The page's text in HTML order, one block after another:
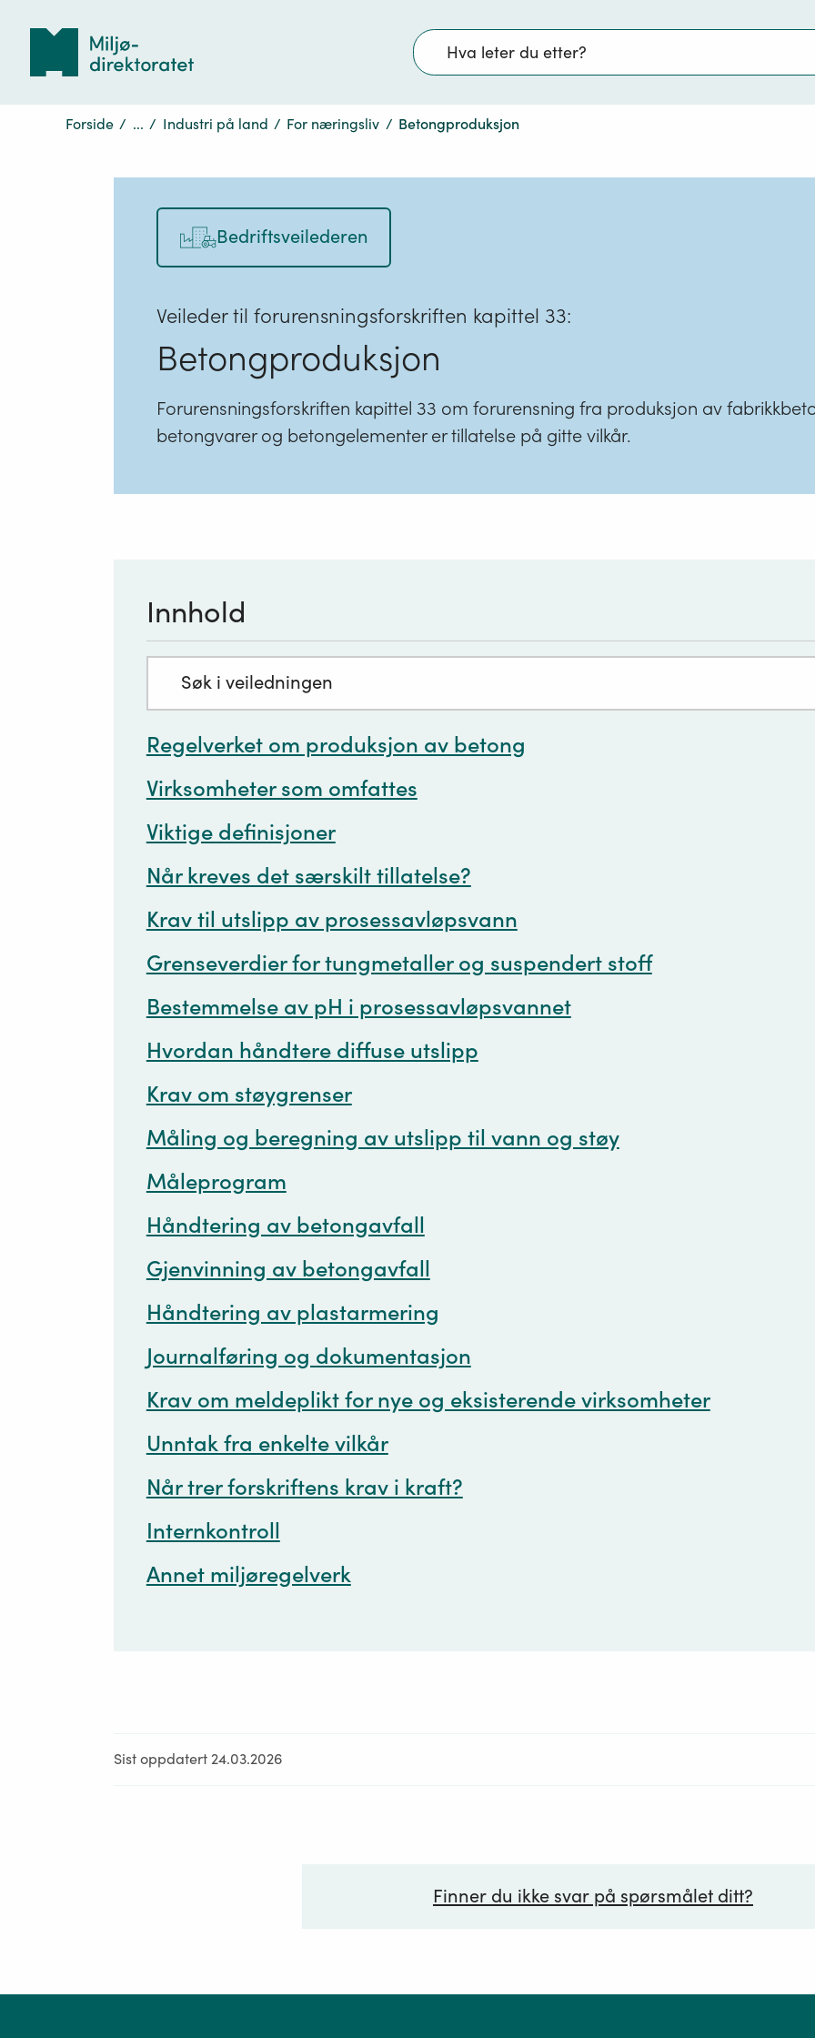
Søk
Forside / ... / Industri på land / For næringsliv / Betongproduksjon
Bedriftsveilederen
Veileder til forurensningsforskriften kapittel 33:
Betongproduksjon
Forurensningsforskriften kapittel 33 om forurensning fra produksjon av
betongvarer og betongelementer er tillatelse på gitte vilkår.
Innhold
Regelverket om produksjon av betong
Virksomheter som omfattes
Viktige definisjoner
Når kreves det særskilt tillatelse?
Krav til utslipp av prosessavløpsvann
Grenseverdier for tungmetaller og suspendert stoff
Bestemmelse av pH i prosessavløpsvannet
Hvordan håndtere diffuse utslipp
Krav om støygrenser
Måling og beregning av utslipp til vann og støy
Måleprogram
Håndtering av betongavfall
Gjenvinning av betongavfall
Håndtering av plastarmering
Journalføring og dokumentasjon
Krav om meldeplikt for nye og eksisterende virksomheter
Unntak fra enkelte vilkår
Når trer forskriftens krav i kraft?
Internkontroll
Annet miljøregelverk
Sist oppdatert 24.03.2026
Finner du ikke svar på spørsmålet ditt?